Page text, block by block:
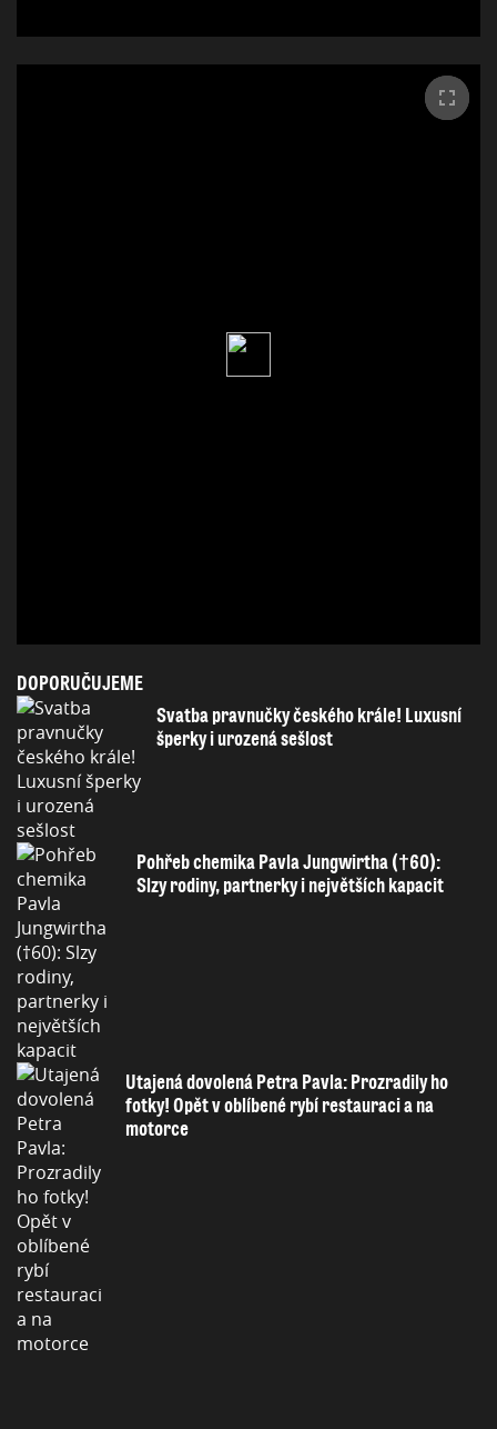
DOPORUČUJEME
Svatba pravnučky českého krále! Luxusní
šperky i urozená sešlost
Pohřeb chemika Pavla Jungwirtha (†60):
Slzy rodiny, partnerky i největších kapacit
Utajená dovolená Petra Pavla: Prozradily ho
fotky! Opět v oblíbené rybí restauraci a na
motorce